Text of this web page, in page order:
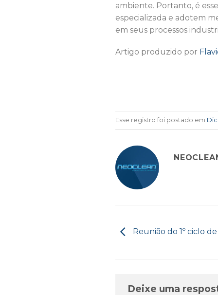
ambiente. Portanto, é
especializada e adotem
em seus processos
Artigo produzido por
Esse registro foi postado em
Reunião do 1º ciclo
Deixe uma